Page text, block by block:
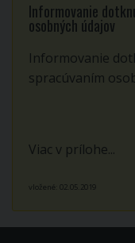
Informovanie
osobných údajov
Informovanie
spracúvaním
Viac v prílohe...
vložené: 02.05.2019